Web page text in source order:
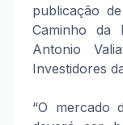
publicação
Caminho da
Antonio
Investidores
“O mercado